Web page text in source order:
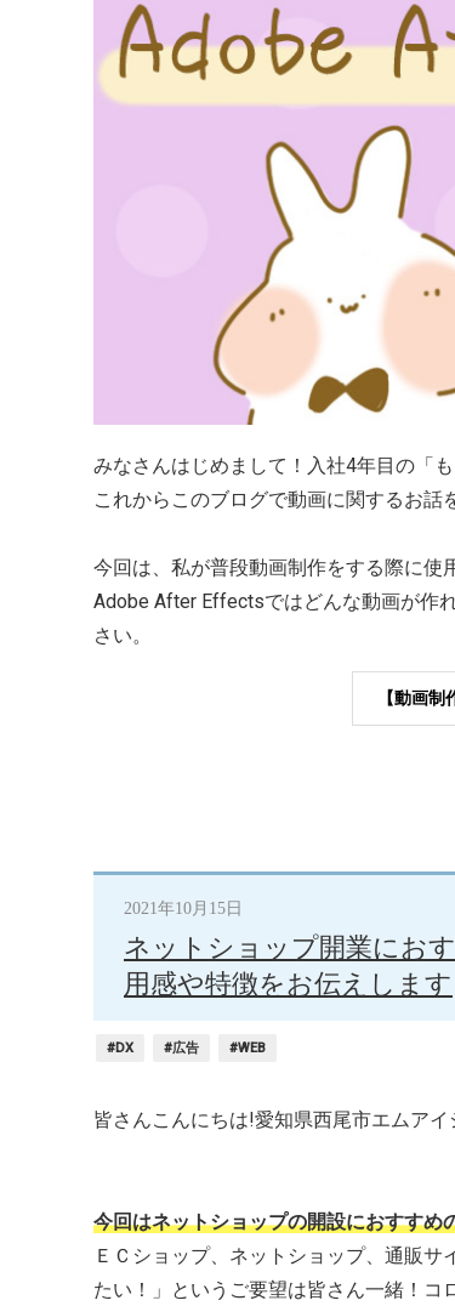
みなさんはじめまして！入社4年目の「も
これからこのブログで動画に関するお話
今回は、私が普段動画制作をする際に使
Adobe After Effectsではどんな動画が作
さい。
【動画
2021年10月15日
ネットショップ開業にお
用感や特徴をお伝えします
#DX #広告 #WEB
皆さんこんにちは!愛知県西尾市エムアイ
今回はネットショップの開設におすすめ
ＥＣショップ、ネットショップ、通販
たい！」というご要望は皆さん一緒！コ